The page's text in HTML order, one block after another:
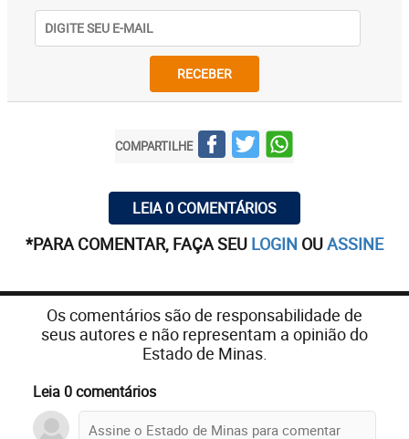
RECEBER
COMPARTILHE
LEIA 0 COMENTÁRIOS
*PARA COMENTAR, FAÇA SEU LOGIN OUASSINE
Os comentários são de responsabilidade de
seus autores e não representam a opinião do
Estado de Minas.
Leia 0 comentários